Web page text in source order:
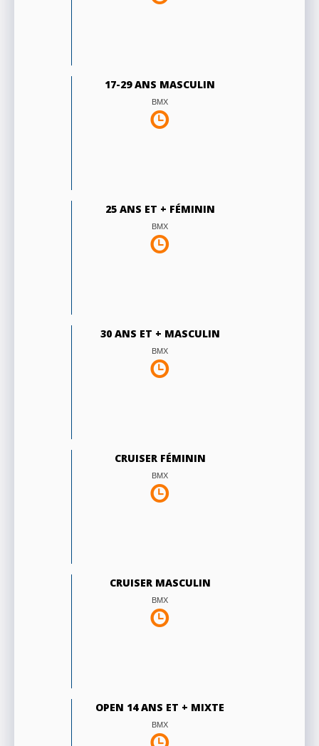
17-29 ANS MASCULIN
BMX
25 ANS ET + FÉMININ
BMX
30 ANS ET + MASCULIN
BMX
CRUISER FÉMININ
BMX
CRUISER MASCULIN
BMX
OPEN 14 ANS ET + MIXTE
BMX